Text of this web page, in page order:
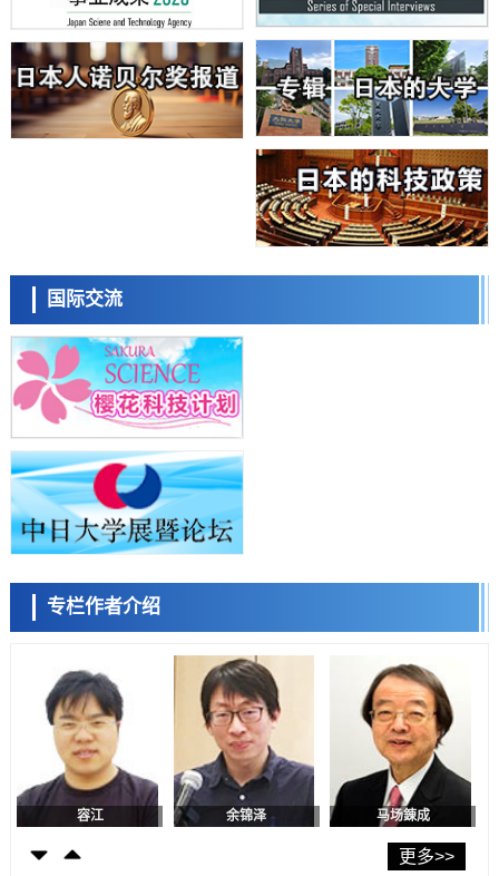
东京都产技研采用新手法开发出可稳定工作至300℃的介电材料，已验
证电容器可在汽车发动机等高温环境下工作
经济・社会
日本生成式AI使用者占比一年内翻倍，但与中美德仍有较大差距
政策
日本修订首都直下型地震紧急对策：目标为死亡人数至少减半，重点强
福井大学发现细胞记忆过往并抑制反应的机制，阐明即便DNA相同反应
神户大学确认口服癌症疫苗B440单药给药的安全性，在转移性尿路上皮
癌患者中开展临床试验
政策
日本发布《令和8年版科学技术与创新白皮书》，解读第七期基本计划
科学研究
东京大学发现可诱导细胞死亡的新型信使物质
科学研究
东京都健康长寿医疗中心跨器官揭示衰老过程中的糖链变化
科学研究
产总研无需石油利用松脂制备石墨前驱体，可作为电池电极材料
科学研究
东京大学和海上保安厅等发现南海海槽沿线板块边界锁定状态存在区域
政策
日本第2次医疗研究开发调整费，根据一线实际情况和需求分配99.3亿
日元
千叶大学鉴定出导致难治性疾病“肺高血压症”恶化的蛋白质“MYL9/12”，
会引发血管结构恶化
科学研究
京都大学高效生成光的构成单元“光子”，可应用于量子计算机
科学研究
用数理模型诠释慢性荨麻疹的发病机理，借助数学的力量实现个体化最
科学研究
【JST事业成果】发现室温下工作的交替磁体
国际交流
专栏作者介绍
流员
小岩井忠道
陈小牧 李鸥 安宁
容江 余锦泽 马场錬成
更多>>